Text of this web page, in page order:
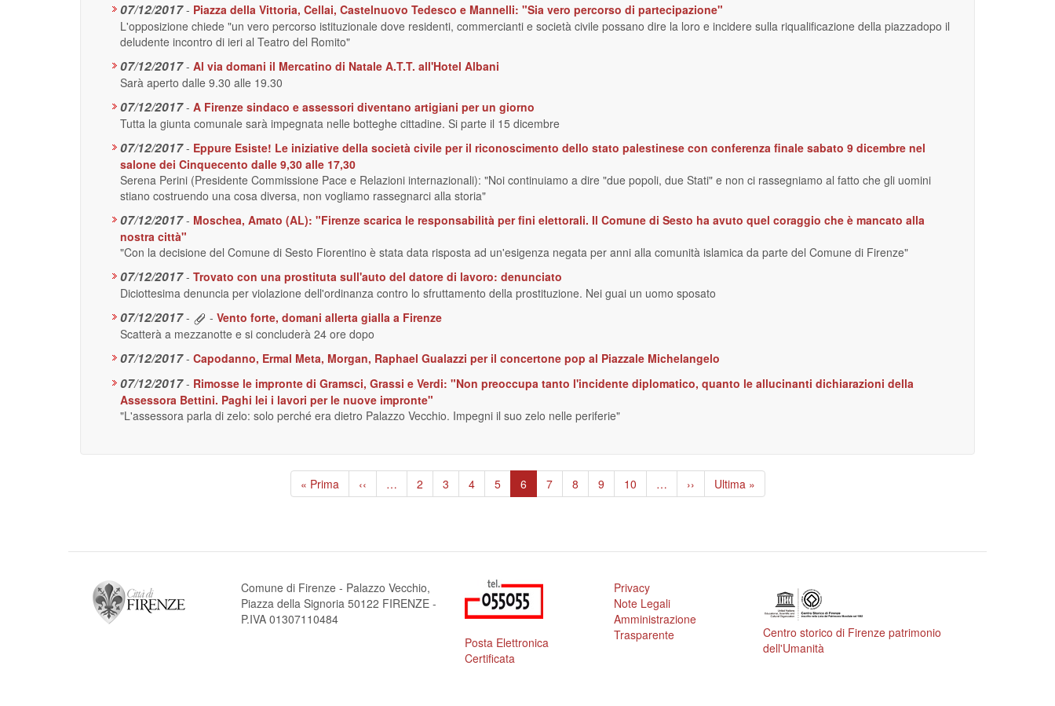
07/12/2017 - Piazza della Vittoria, Cellai, Castelnuovo Tedesco e Mannelli: "Sia vero percorso di partecipazione"
L'opposizione chiede "un vero percorso istituzionale dove residenti, commercianti e società civile possano dire la loro e incidere sulla riqualificazione della piazzadopo il
deludente incontro di ieri al Teatro del Romito"
07/12/2017 - Al via domani il Mercatino di Natale A.T.T. all'Hotel Albani
Sarà aperto dalle 9.30 alle 19.30
07/12/2017 - A Firenze sindaco e assessori diventano artigiani per un giorno
Tutta la giunta comunale sarà impegnata nelle botteghe cittadine. Si parte il 15 dicembre
07/12/2017 - Eppure Esiste! Le iniziative della società civile per il riconoscimento dello stato palestinese con conferenza finale sabato 9 dicembre nel
salone dei Cinquecento dalle 9,30 alle 17,30
Serena Perini (Presidente Commissione Pace e Relazioni internazionali): "Noi continuiamo a dire "due popoli, due Stati" e non ci rassegniamo al fatto che gli uomini
stiano costruendo una cosa diversa, non vogliamo rassegnarci alla storia"
07/12/2017 - Moschea, Amato (AL): "Firenze scarica le responsabilità per fini elettorali. Il Comune di Sesto ha avuto quel coraggio che è mancato alla
nostra città"
"Con la decisione del Comune di Sesto Fiorentino è stata data risposta ad un'esigenza negata per anni alla comunità islamica da parte del Comune di Firenze"
07/12/2017 - Trovato con una prostituta sull'auto del datore di lavoro: denunciato
Diciottesima denuncia per violazione dell'ordinanza contro lo sfruttamento della prostituzione. Nei guai un uomo sposato
07/12/2017 - - Vento forte, domani allerta gialla a Firenze
Scatterà a mezzanotte e si concluderà 24 ore dopo
07/12/2017 - Capodanno, Ermal Meta, Morgan, Raphael Gualazzi per il concertone pop al Piazzale Michelangelo
07/12/2017 - Rimosse le impronte di Gramsci, Grassi e Verdi: "Non preoccupa tanto l'incidente diplomatico, quanto le allucinanti dichiarazioni della
Assessora Bettini. Paghi lei i lavori per le nuove impronte"
"L'assessora parla di zelo: solo perché era dietro Palazzo Vecchio. Impegni il suo zelo nelle periferie"
Prima
pagina
« Prima
Pagina
precedente
‹‹ … Page
2 Page
3 Page
4 Page
5
Pagina
attuale
6 Page
7 Page
8 Page
9 Page
10 …
Pagina
successiva
››
Ultima
pagina
Ultima »
Comune di Firenze - Palazzo Vecchio,
Piazza della Signoria 50122 FIRENZE -
P.IVA 01307110484
Posta Elettronica
Certificata
Privacy
Note Legali
Amministrazione
Trasparente
Centro storico di Firenze patrimonio
dell'Umanità